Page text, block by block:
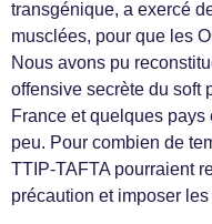
transgénique, a exercé
musclées, pour que les
Nous avons pu
offensive secrète du soft
France et quelques
peu. Pour combien de
TTIP-TAFTA pourraient
précaution et imposer